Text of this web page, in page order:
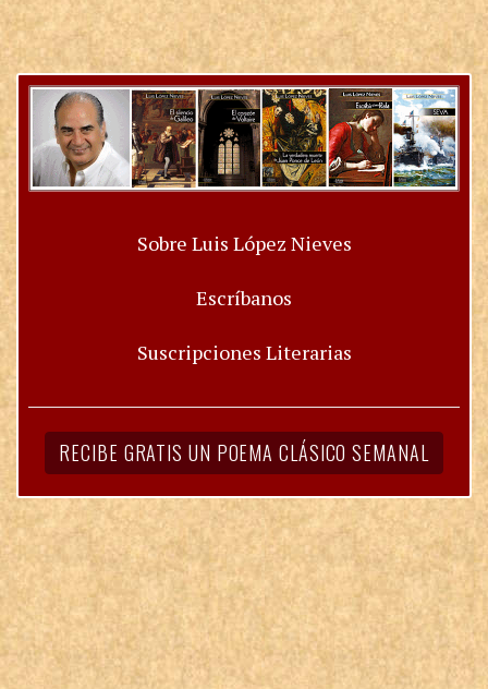
Sobre Luis López Nieves
Escríbanos
Suscripciones Literarias
RECIBE GRATIS UN POEMA CLÁSICO SEMANAL